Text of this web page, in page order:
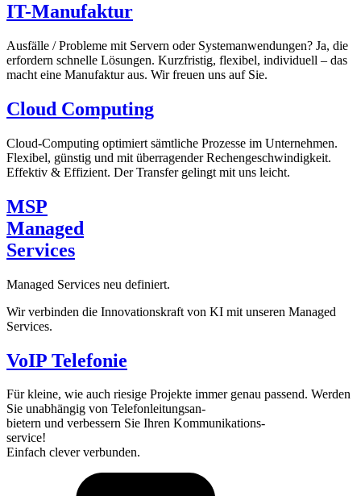
IT-Manufaktur
Ausfälle / Probleme mit Servern oder Systemanwendungen? Ja, die
erfordern schnelle Lösungen. Kurzfristig, flexibel, individuell – das
macht eine Manufaktur aus. Wir freuen uns auf Sie.
Cloud Computing
Cloud-Computing optimiert sämtliche Prozesse im Unternehmen.
Flexibel, günstig und mit überragender Rechengeschwindigkeit.
Effektiv & Effizient. Der Transfer gelingt mit uns leicht.
MSP
Managed
Services
Managed Services neu definiert.
Wir verbinden die Innovationskraft von KI mit unseren Managed
Services.
VoIP Telefonie
Für kleine, wie auch riesige Projekte immer genau passend. Werden
Sie unabhängig von Telefonleitungsan-
bietern und verbessern Sie Ihren Kommunikations-
service!
Einfach clever verbunden.